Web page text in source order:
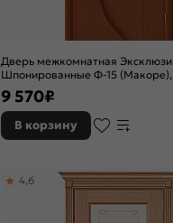
Дверь межкомнатная
Шпонированные Ф-15 (Макоре),
остекленная, сатинат бронза
художественный, каркасно-
9 570₽
В корзину
4,6